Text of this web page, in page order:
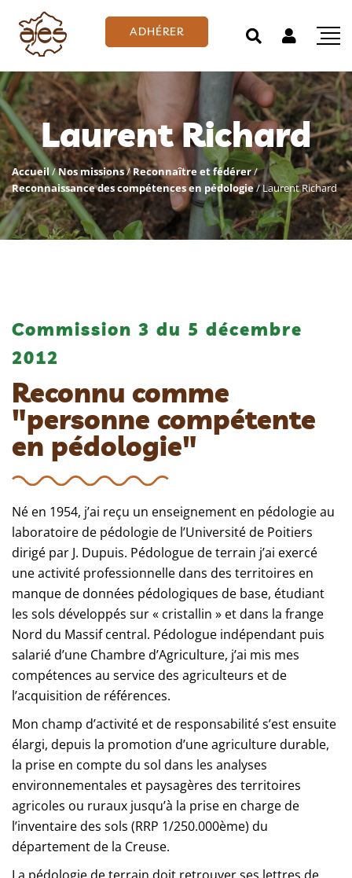
ADHÉRER
Laurent Richard
Accueil/Nos missions/Reconnaître et fédérer/
Reconnaissance des compétences en pédologie/Laurent Richard
Commission 3 du 5 décembre
2012
Reconnu comme
"personne compétente
en pédologie"
Né en 1954, j’ai reçu un enseignement en pédologie au
laboratoire de pédologie de l’Université de Poitiers
dirigé par J. Dupuis. Pédologue de terrain j’ai exercé
une activité professionnelle dans des territoires en
manque de données pédologiques de base, étudiant
les sols développés sur « cristallin » et dans la frange
Nord du Massif central. Pédologue indépendant puis
salarié d’une Chambre d’Agriculture, j’ai mis mes
compétences au service des agriculteurs et de
l’acquisition de références.
Mon champ d’activité et de responsabilité s’est ensuite
élargi, depuis la promotion d’une agriculture durable,
la prise en compte du sol dans les analyses
environnementales et paysagères des territoires
agricoles ou ruraux jusqu’à la prise en charge de
l’inventaire des sols (RRP 1/250.000ème) du
département de la Creuse.